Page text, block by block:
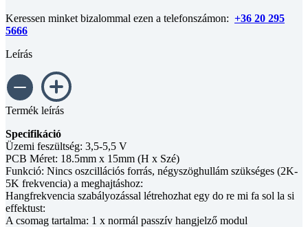
Keressen minket bizalommal ezen a telefonszámon: +36 20 295
5666
Leírás
Termék leírás
Specifikáció
Üzemi feszültség: 3,5-5,5 V
PCB Méret: 18.5mm x 15mm (H x Szé)
Funkció: Nincs oszcillációs forrás, négyszöghullám szükséges (2K-
5K frekvencia) a meghajtáshoz:
Hangfrekvencia szabályozással létrehozhat egy do re mi fa sol la si
effektust:
A csomag tartalma: 1 x normál passzív hangjelző modul